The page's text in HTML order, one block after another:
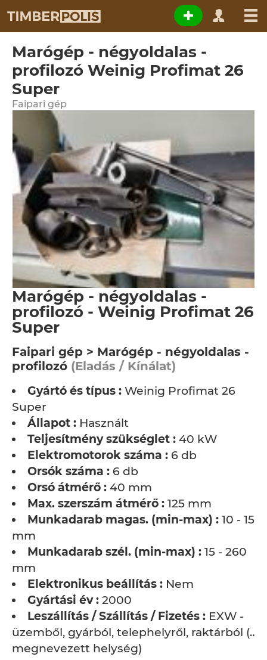
Marógép - négyoldalas -
profilozó Weinig Profimat 26
Super
Faipari gép
Marógép - négyoldalas -
profilozó - Weinig Profimat 26
Super
Faipari gép > Marógép - négyoldalas -
profilozó (Eladás / Kínálat)
Gyártó és típus : Weinig Profimat 26
Super
Állapot : Használt
Teljesítmény szükséglet : 40 kW
Elektromotorok száma : 6 db
Orsók száma : 6 db
Orsó átmérő : 40 mm
Max. szerszám átmérő : 125 mm
Munkadarab magas. (min-max) : 10 - 150
mm
Munkadarab szél. (min-max) : 15 - 260
mm
Elektronikus beállítás : Nem
Gyártási év : 2000
Leszállítás / Szállítás / Fizetés : EXW -
üzemből, gyárból, telephelyről, raktárból (…
megnevezett helység)